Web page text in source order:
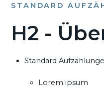
STANDARD
H2 -
Standard
Lorem ipsum